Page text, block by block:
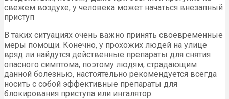
свежем воздухе, у человека может начаться внезапный
приступ
В таких ситуациях очень важно принять своевременные
меры помощи. Конечно, у прохожих людей на улице
вряд ли найдутся действенные препараты для снятия
опасного симптома, поэтому людям, страдающим
данной болезнью, настоятельно рекомендуется всегда
носить с собой эффективные препараты для
блокирования приступа или ингалятор